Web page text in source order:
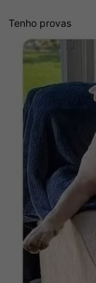
Tenho provas